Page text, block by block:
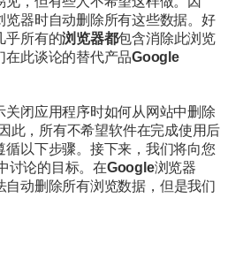
览器时自动删除所有这些数据。好
乎所有的浏览器都包含消除此浏览
在此谈论的替代产品Google
关闭应用程序时如何从网站中删除
因此，所有不希望软件在完成使用后
以下步骤。 接下来，我们将向您
讨论的目标。在Google浏览器
自动删除所有浏览数据，但是我们